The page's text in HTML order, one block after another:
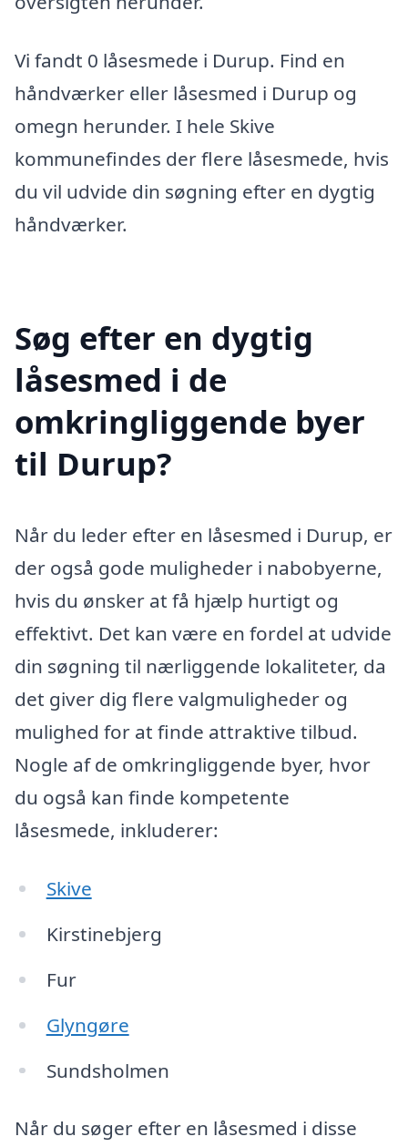
Vi fandt 0 låsesmede i Durup. Find en
håndværker eller låsesmed i Durup og
omegn herunder. I hele Skive
kommunefindes der flere låsesmede, hvis
du vil udvide din søgning efter en dygtig
håndværker.
Søg efter en dygtig
låsesmed i de
omkringliggende byer
til Durup?
Når du leder efter en låsesmed i Durup, er
der også gode muligheder i nabobyerne,
hvis du ønsker at få hjælp hurtigt og
effektivt. Det kan være en fordel at udvide
din søgning til nærliggende lokaliteter, da
det giver dig flere valgmuligheder og
mulighed for at finde attraktive tilbud.
Nogle af de omkringliggende byer, hvor
du også kan finde kompetente
låsesmede, inkluderer:
Skive
Kirstinebjerg
Fur
Glyngøre
Sundsholmen
Når du søger efter en låsesmed i disse